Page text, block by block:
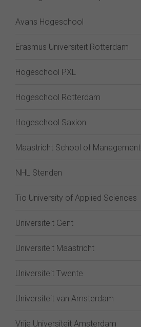
Avans Hogeschool
Erasmus Universiteit Rotterdam
Hogeschool PXL
Hogeschool Rotterdam
Hogeschool Saxion
Maastricht School of Management
NHL Stenden
Tio University of Applied Sciences
Universiteit Gent
Universiteit Maastricht
Universiteit Twente
Universiteit van Amsterdam
Vrije Universiteit Amsterdam